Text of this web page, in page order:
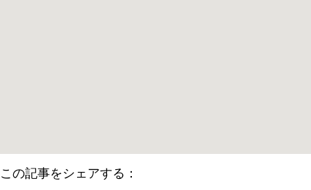
この記事をシェアする：